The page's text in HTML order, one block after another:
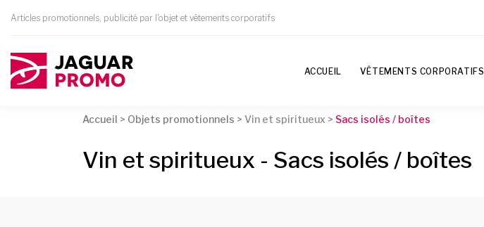
Articles promotionnels, publicité par l'objet et vêtements corporatifs
ACCUEIL VÊTEMENTS CORPORATIFS
Accueil > Objets promotionnels > Vin et spiritueux > Sacs isolés / boîtes
Vin et spiritueux - Sacs isolés / boîtes